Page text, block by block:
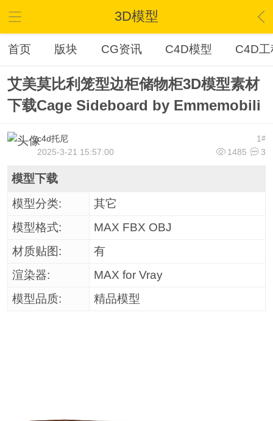
3D模型
首页 版块 CG资讯 C4D模型 C4D工
艾美莫比利笼型边柜储物柜3D模型素材
下载Cage Sideboard by Emmemobili
1#
c4d托尼
1485
3
2025-3-21 15:57:00
模型下载
模型分类:
其它
模型格式:
MAX FBX OBJ
材质贴图:
有
渲染器:
MAX for Vray
模型品质:
精品模型